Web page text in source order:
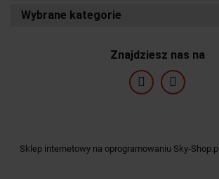
Wybrane kategorie
Znajdziesz nas na
Sklep internetowy na oprogramowaniu Sky-Shop.pl